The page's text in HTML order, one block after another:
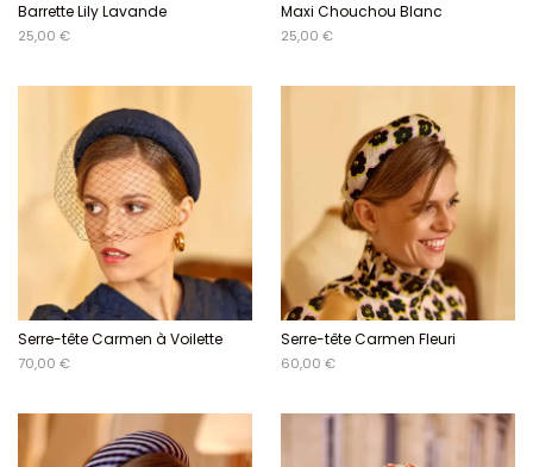
Barrette Lily Lavande
25,00 €
Maxi Chouchou Blanc
25,00 €
Serre-tête Carmen à Voilette
70,00 €
Serre-tête Carmen Fleuri
60,00 €